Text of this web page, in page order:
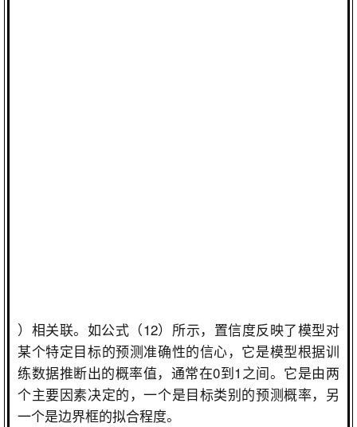
）相关联。如公式（12）所示，置信度反映了模型对
某个特定目标的预测准确性的信心，它是模型根据训
练数据推断出的概率值，通常在0到1 之间。它是由两
个主要因素决定的，一个是目标类别的预测概率，另
一个是边界框的拟合程度。